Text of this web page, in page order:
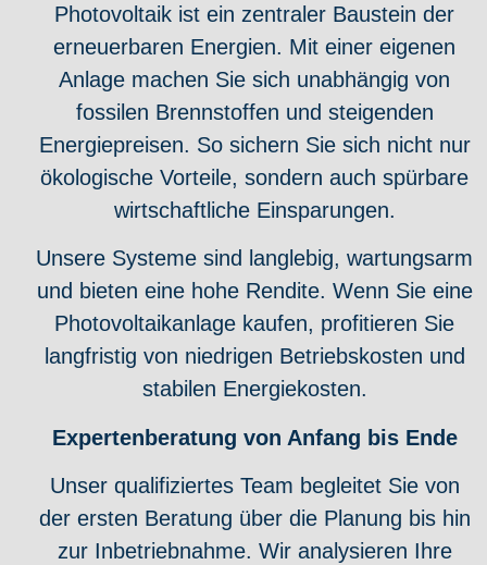
Photovoltaik ist ein zentraler Baustein der
erneuerbaren Energien. Mit einer eigenen
Anlage machen Sie sich unabhängig von
fossilen Brennstoffen und steigenden
Energiepreisen. So sichern Sie sich nicht nur
ökologische Vorteile, sondern auch spürbare
wirtschaftliche Einsparungen.
Unsere Systeme sind langlebig, wartungsarm
und bieten eine hohe Rendite. Wenn Sie eine
Photovoltaikanlage kaufen, profitieren Sie
langfristig von niedrigen Betriebskosten und
stabilen Energiekosten.
Expertenberatung von Anfang bis Ende
Unser qualifiziertes Team begleitet Sie von
der ersten Beratung über die Planung bis hin
zur Inbetriebnahme. Wir analysieren Ihre